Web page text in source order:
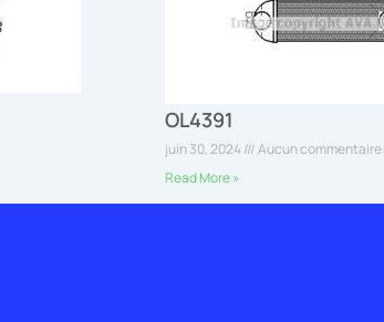
OL4391
juin 30, 2024
Aucun commentaire
Read More »